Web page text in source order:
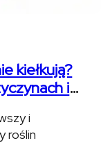
kiełkują?
i
i
roślin